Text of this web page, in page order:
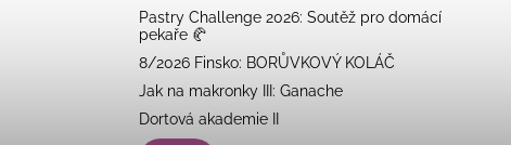
Pastry Challenge 2026: Soutěž pro domácí
pekaře 🥐
8/2026 Finsko: BORŮVKOVÝ KOLÁČ
Jak na makronky III: Ganache
Dortová akademie II